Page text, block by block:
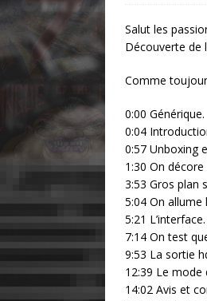
Salut les
Découverte de
Comme
0:00 Générique.
0:04
0:57 Unboxing
1:30 On
3:53 Gros plan
5:04 On allume
5:21 L’interface.
7:14 On test
9:53 La sortie
12:39 Le mode
14:02 Avis et